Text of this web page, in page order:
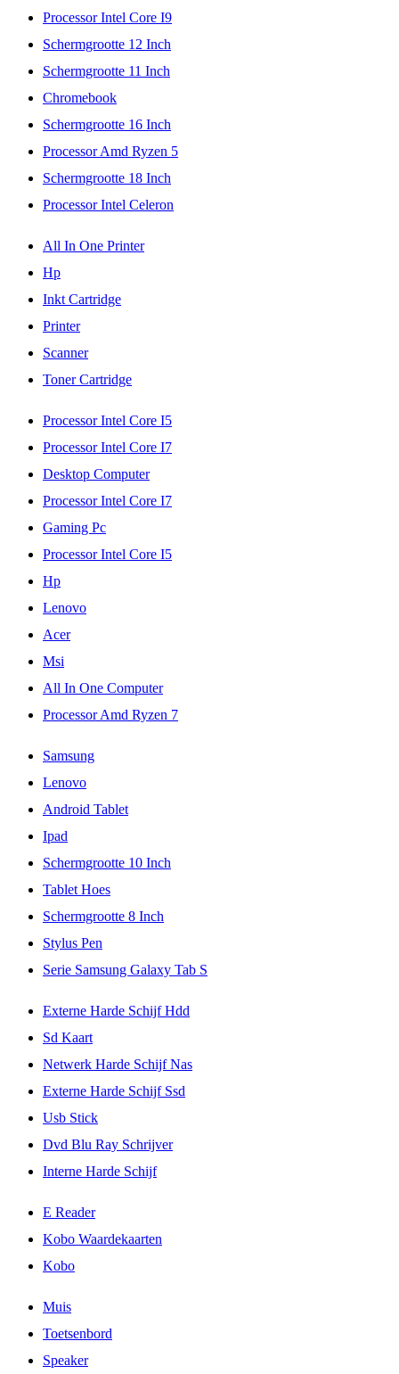
Processor Intel Core I9
Schermgrootte 12 Inch
Schermgrootte 11 Inch
Chromebook
Schermgrootte 16 Inch
Processor Amd Ryzen 5
Schermgrootte 18 Inch
Processor Intel Celeron
All In One Printer
Hp
Inkt Cartridge
Printer
Scanner
Toner Cartridge
Processor Intel Core I5
Processor Intel Core I7
Desktop Computer
Processor Intel Core I7
Gaming Pc
Processor Intel Core I5
Hp
Lenovo
Acer
Msi
All In One Computer
Processor Amd Ryzen 7
Samsung
Lenovo
Android Tablet
Ipad
Schermgrootte 10 Inch
Tablet Hoes
Schermgrootte 8 Inch
Stylus Pen
Serie Samsung Galaxy Tab S
Externe Harde Schijf Hdd
Sd Kaart
Netwerk Harde Schijf Nas
Externe Harde Schijf Ssd
Usb Stick
Dvd Blu Ray Schrijver
Interne Harde Schijf
E Reader
Kobo Waardekaarten
Kobo
Muis
Toetsenbord
Speaker